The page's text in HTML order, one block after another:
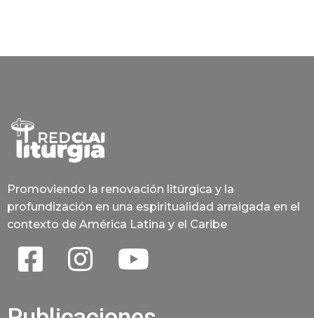
Promoviendo la renovación litúrgica y la
profundización en una espiritualidad arraigada en el
contexto de América Latina y el Caribe